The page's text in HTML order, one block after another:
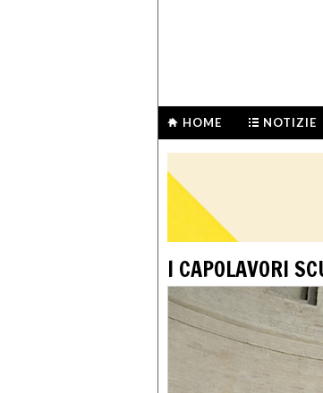
HOME NOTIZIE
I CAPOLAVORI